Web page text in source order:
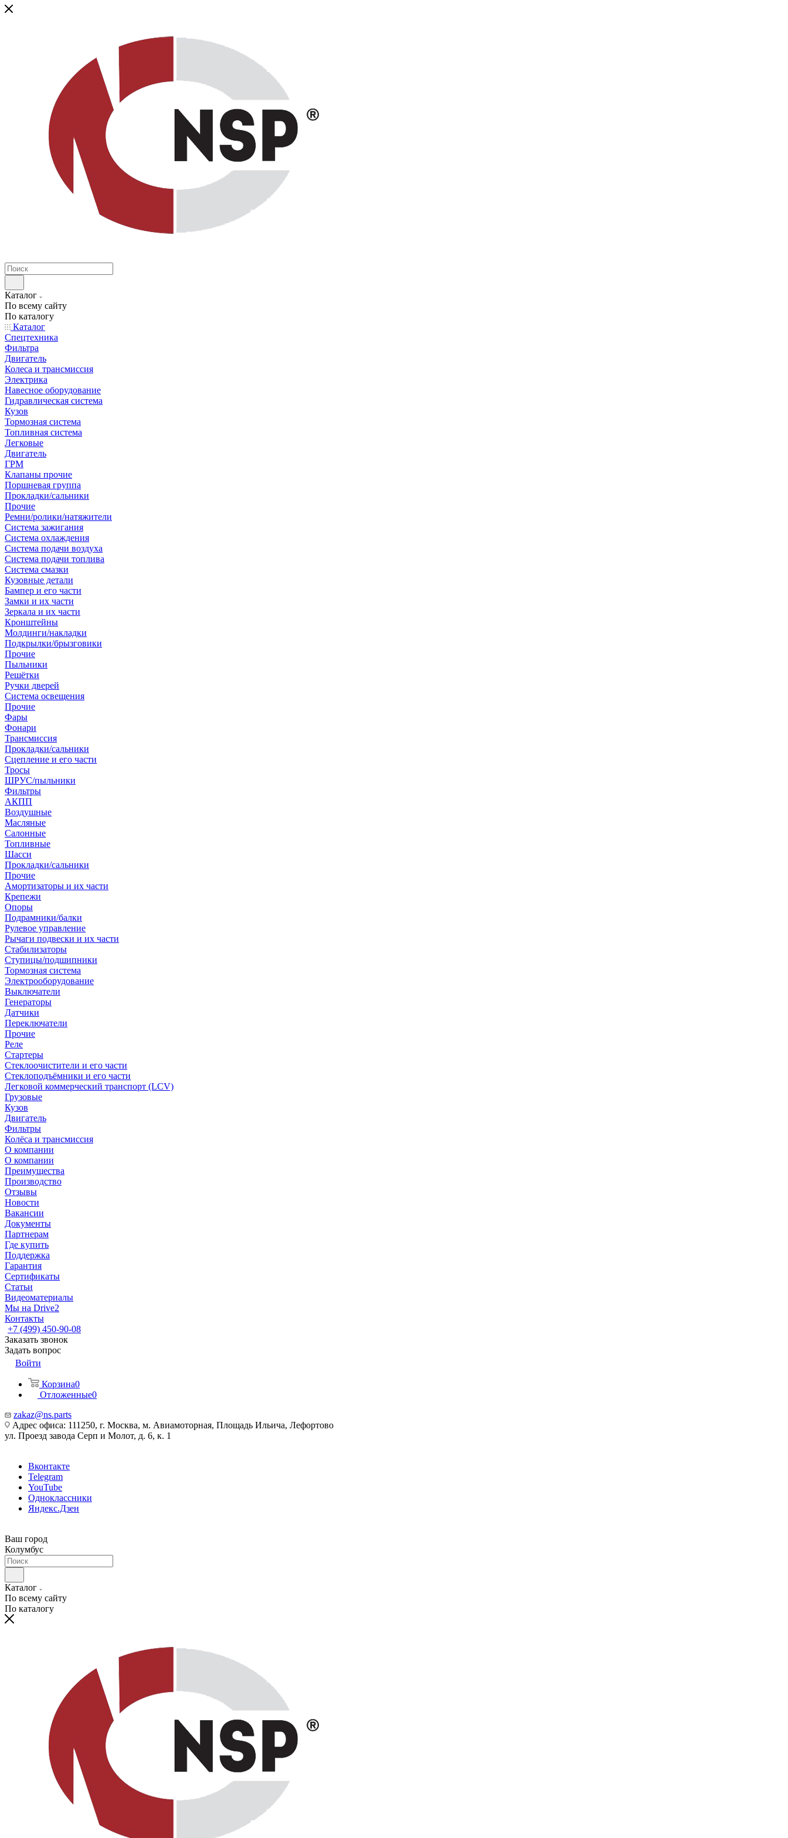
Каталог
По всему сайту
По каталогу
Каталог
Спецтехника
Фильтра
Двигатель
Колеса и трансмиссия
Электрика
Навесное оборудование
Гидравлическая система
Кузов
Тормозная система
Топливная система
Легковые
Двигатель
ГРМ
Клапаны прочие
Поршневая группа
Прокладки/сальники
Прочие
Ремни/ролики/натяжители
Система зажигания
Система охлаждения
Система подачи воздуха
Система подачи топлива
Система смазки
Кузовные детали
Бампер и его части
Замки и их части
Зеркала и их части
Кронштейны
Молдинги/накладки
Подкрылки/брызговики
Прочие
Пыльники
Решётки
Ручки дверей
Система освещения
Прочие
Фары
Фонари
Трансмиссия
Прокладки/сальники
Сцепление и его части
Тросы
ШРУС/пыльники
Фильтры
АКПП
Воздушные
Масляные
Салонные
Топливные
Шасси
Прокладки/сальники
Прочие
Амортизаторы и их части
Крепежи
Опоры
Подрамники/балки
Рулевое управление
Рычаги подвески и их части
Стабилизаторы
Ступицы/подшипники
Тормозная система
Электрооборудование
Выключатели
Генераторы
Датчики
Переключатели
Прочие
Реле
Стартеры
Стеклоочистители и его части
Стеклоподъёмники и его части
Легковой коммерческий транспорт (LCV)
Грузовые
Кузов
Двигатель
Фильтры
Колёса и трансмиссия
О компании
О компании
Преимущества
Производство
Отзывы
Новости
Вакансии
Документы
Партнерам
Где купить
Поддержка
Гарантия
Сертификаты
Статьи
Видеоматериалы
Мы на Drive2
Контакты
+7 (499) 450-90-08
Заказать звонок
Задать вопрос
Войти
Корзина0
Отложенные0
zakaz@ns.parts
Адрес офиса: 111250, г. Москва, м. Авиамоторная, Площадь Ильича, Лефортово
ул. Проезд завода Серп и Молот, д. 6, к. 1
Вконтакте
Telegram
YouTube
Одноклассники
Яндекс.Дзен
Ваш город
Колумбус
Каталог
По всему сайту
По каталогу